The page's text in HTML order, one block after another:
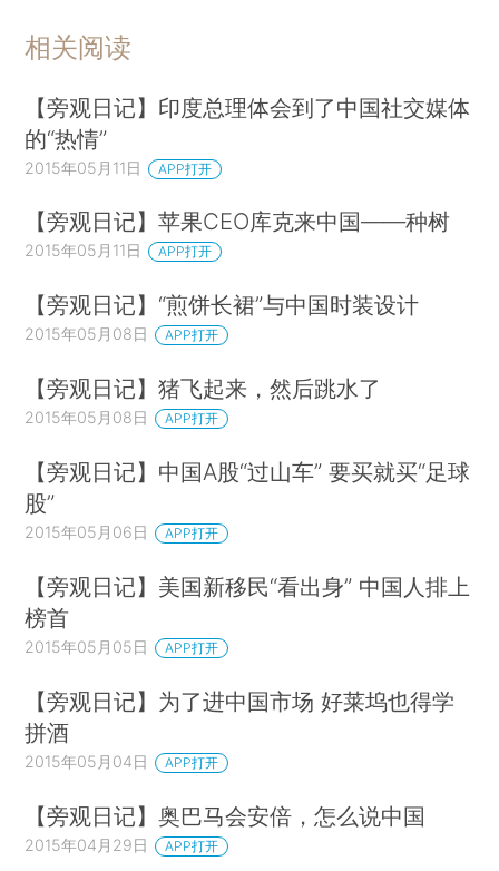
相关阅读
【旁观日记】印度总理体会到了中国社交媒体
的“热情”
2015年05月11日 APP打开
【旁观日记】苹果CEO库克来中国——种树
2015年05月11日 APP打开
【旁观日记】“煎饼长裙”与中国时装设计
2015年05月08日 APP打开
【旁观日记】猪飞起来，然后跳水了
2015年05月08日 APP打开
【旁观日记】中国A股“过山车” 要买就买“足球
股”
2015年05月06日 APP打开
【旁观日记】美国新移民“看出身” 中国人排上
榜首
2015年05月05日 APP打开
【旁观日记】为了进中国市场 好莱坞也得学
拼酒
2015年05月04日 APP打开
【旁观日记】奥巴马会安倍，怎么说中国
2015年04月29日 APP打开